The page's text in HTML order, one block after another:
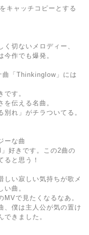
キャッチコピーとする
切ないメロディー、
作でも爆発。
曲「Thinkinglow」には
です。
伝える名曲。
れ」がチラついてる。
ーな曲
好きです。この2曲の
と思う！
しい寂しい気持ちが歌メ
い曲。
で見たくなるなあ。
、僕は主人公が気の置け
きました。